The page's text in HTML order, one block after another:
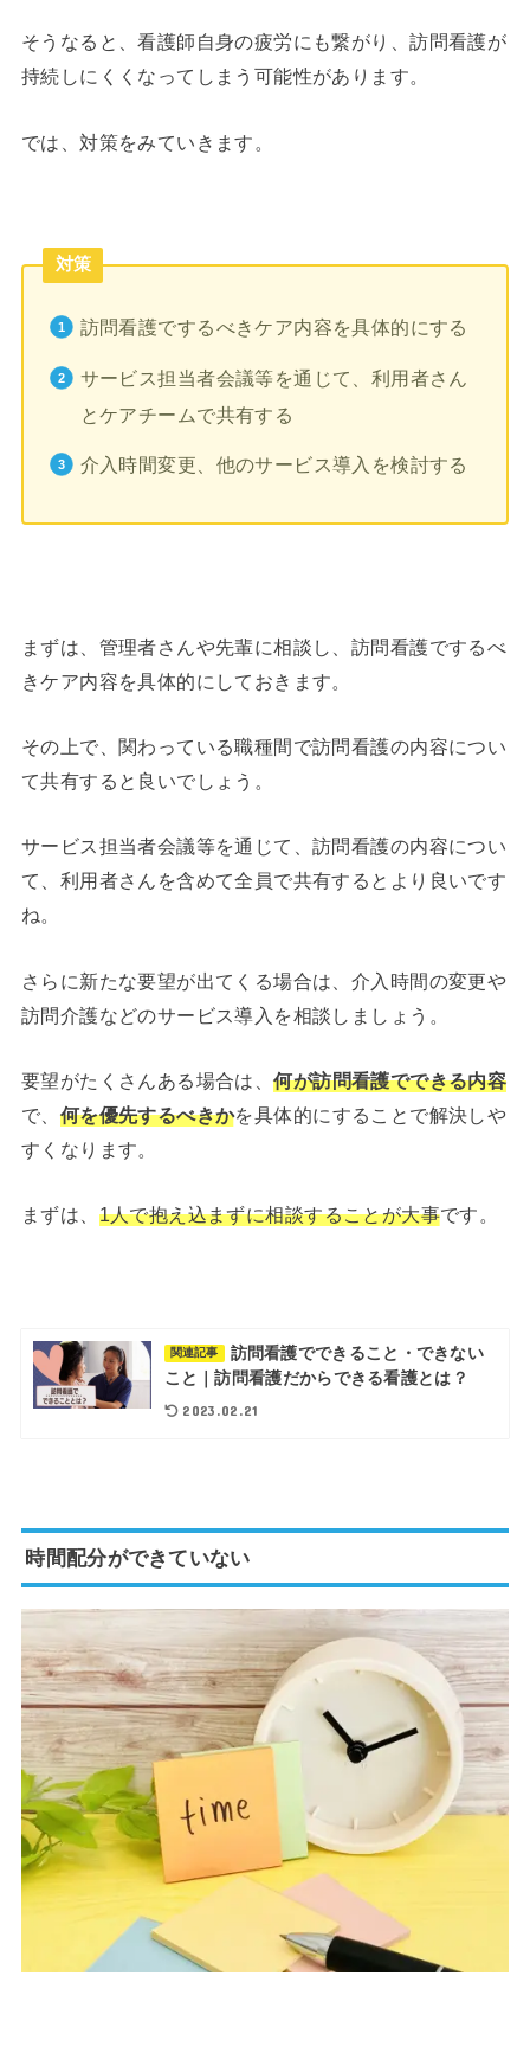
そうなると、看護師自身の疲労にも繋がり、訪問看護が
持続しにくくなってしまう可能性があります。
では、対策をみていきます。
対策
訪問看護でするべきケア内容を具体的にする
サービス担当者会議等を通じて、利用者さん
とケアチームで共有する
介入時間変更、他のサービス導入を検討する
まずは、管理者さんや先輩に相談し、訪問看護でするべ
きケア内容を具体的にしておきます。
その上で、関わっている職種間で訪問看護の内容につい
て共有すると良いでしょう。
サービス担当者会議等を通じて、訪問看護の内容につい
て、利用者さんを含めて全員で共有するとより良いです
ね。
さらに新たな要望が出てくる場合は、介入時間の変更や
訪問介護などのサービス導入を相談しましょう。
要望がたくさんある場合は、何が訪問看護でできる内容
で、 何を優先するべきかを具体的にすることで解決しや
すくなります。
まずは、 1人で抱え込まずに相談することが大事です。
関連記事
訪問看護でできること・できない
こと｜訪問看護だからできる看護とは？
2023.02.21
時間配分ができていない